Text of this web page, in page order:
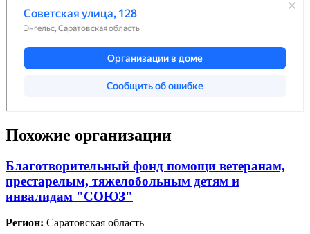
Похожие организации
Благотворительный фонд помощи ветеранам,
престарелым, тяжелобольным детям и
инвалидам "СОЮЗ"
Регион: Саратовская область